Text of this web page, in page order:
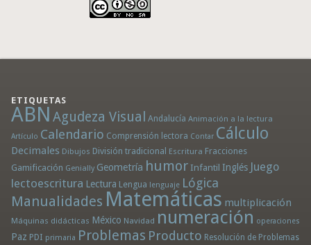
ETIQUETAS
ABN Agudeza Visual Andalucía Animación a la lectura
Artículo Calendario Comprensión lectora Contar Cálculo
Decimales Dibujos División tradicional Escritura Fracciones
Gamificación Genially Geometría humor Infantil Inglés Juego
lectoescritura Lectura Lengua lenguaje Lógica
Manualidades Matemáticas multiplicación
Máquinas didácticas México Navidad numeración operaciones
Paz PDI primaria Problemas Producto Resolución de Problemas